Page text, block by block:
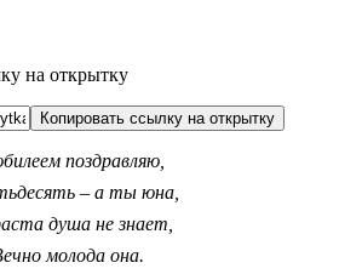
на открытку
Копировать ссылку на открытку
поздравляю,
– а ты юна,
душа не знает,
молода она.